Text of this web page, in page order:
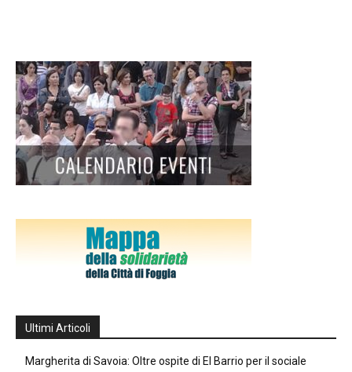
Ultimi Articoli
Margherita di Savoia: Oltre ospite di El Barrio per il sociale